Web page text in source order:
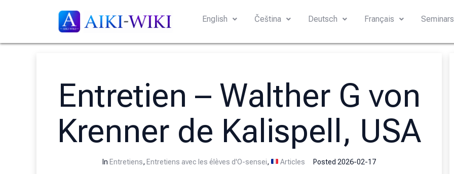
English Čeština Deutsch Français Seminars
Entretien – Walther G von
Krenner de Kalispell, USA
In Entretiens, Entretiens avec les élèves d'O-sensei, Articles Posted 2026-02-17